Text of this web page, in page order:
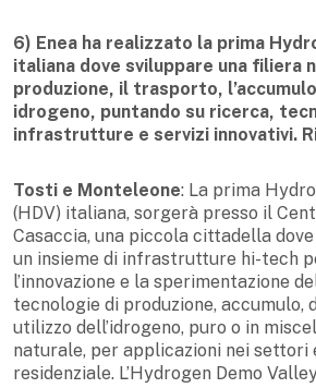
6) Enea ha realizzato la prima
italiana dove sviluppare una filiera
produzione, il trasporto,
idrogeno, puntando su ricerca,
infrastrutture e servizi innovativi.
Tosti e Monteleone: La prima
(HDV) italiana, sorgerà presso il
Casaccia, una piccola cittadella
un insieme di infrastrutture hi-tech
l’innovazione e la sperimentazione
tecnologie di produzione, accumulo,
utilizzo dell’idrogeno, puro o in
naturale, per applicazioni nei settori
residenziale. L’Hydrogen Demo